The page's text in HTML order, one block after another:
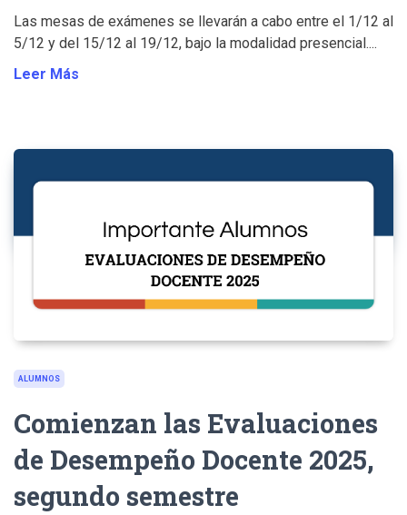
Las mesas de exámenes se llevarán a cabo entre el 1/12 al
5/12 y del 15/12 al 19/12, bajo la modalidad presencial....
Leer Más
ALUMNOS
Comienzan las Evaluaciones
de Desempeño Docente 2025,
segundo semestre